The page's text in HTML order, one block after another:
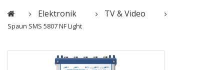
Elektronik TV & Video
Spaun SMS 5807 NF Light